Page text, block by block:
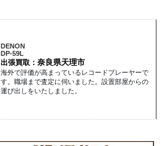
DENON
DP-59L
出張買取： 奈良県天理市
海外で評価が高まっているレコードプレーヤーで
す。職場まで査定に伺いました。設置部屋からの
運び出しをいたしました。